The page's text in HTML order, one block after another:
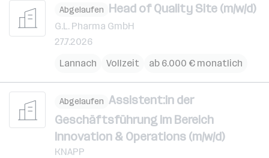
Abgelaufen Head of Quality Site (m/w/d)
G.L. Pharma GmbH
27.7.2026
Lannach
Vollzeit ab 6.000 € monatlich
Abgelaufen Assistent:in der
Geschäftsführung im Bereich
Innovation & Operations (m/w/d)
KNAPP